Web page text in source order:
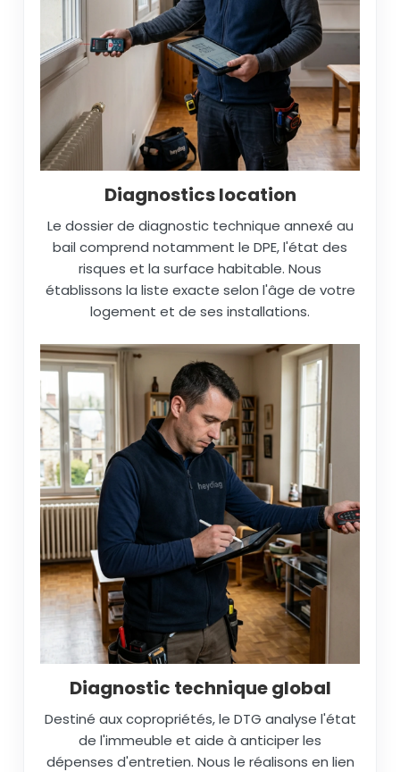
Diagnostics location
Le dossier de diagnostic technique annexé au
bail comprend notamment le DPE, l'état des
risques et la surface habitable. Nous
établissons la liste exacte selon l'âge de votre
logement et de ses installations.
Diagnostic technique global
Destiné aux copropriétés, le DTG analyse l'état
de l'immeuble et aide à anticiper les
dépenses d'entretien. Nous le réalisons en lien